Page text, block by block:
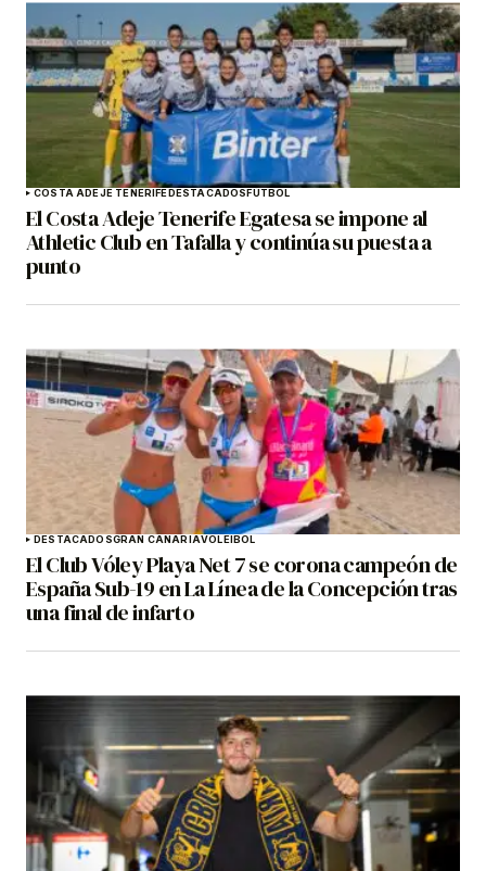
COSTA ADEJE TENERIFE DESTACADOS FÚTBOL
El Costa Adeje Tenerife Egatesa se impone al
Athletic Club en Tafalla y continúa su puesta a
punto
DESTACADOSGRAN CANARIAVOLEIBOL
El Club Vóley Playa Net 7 se corona campeón de
España Sub-19 en La Línea de la Concepción tras
una final de infarto